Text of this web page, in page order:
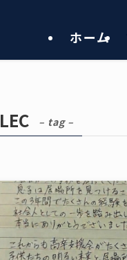
ホーム
LEC – tag –